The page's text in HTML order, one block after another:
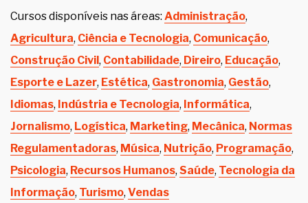
Cursos disponíveis nas áreas: Administração,
Agricultura, Ciência e Tecnologia, Comunicação,
Construção Civil, Contabilidade, Direiro, Educação,
Esporte e Lazer, Estética, Gastronomia, Gestão,
Idiomas, Indústria e Tecnologia, Informática,
Jornalismo, Logística, Marketing, Mecânica, Normas
Regulamentadoras, Música, Nutrição, Programação,
Psicologia, Recursos Humanos, Saúde, Tecnologia da
Informação, Turismo, Vendas